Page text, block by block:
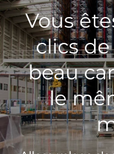
Vous
clics
beau
le